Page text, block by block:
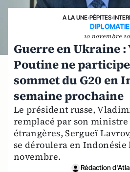
A LA UNE›PÉPITES›
DIPLOMATIE
10 novembre
Guerre en Ukraine
Poutine ne
sommet du G20 en
semaine prochaine
Le président russe,
remplacé par son
étrangères, Sergueï
se déroulera en Indonésie
novembre.
Rédaction